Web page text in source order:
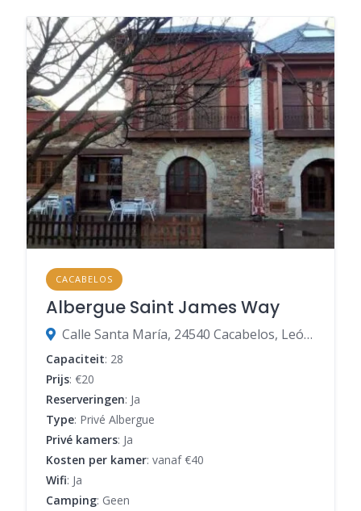
CACABELOS
Albergue Saint James Way
Calle Santa María, 24540 Cacabelos, León, Spanje
Capaciteit: 28
Prijs: €20
Reserveringen: Ja
Type: Privé Albergue
Privé kamers: Ja
Kosten per kamer: vanaf €40
Wifi: Ja
Camping: Geen